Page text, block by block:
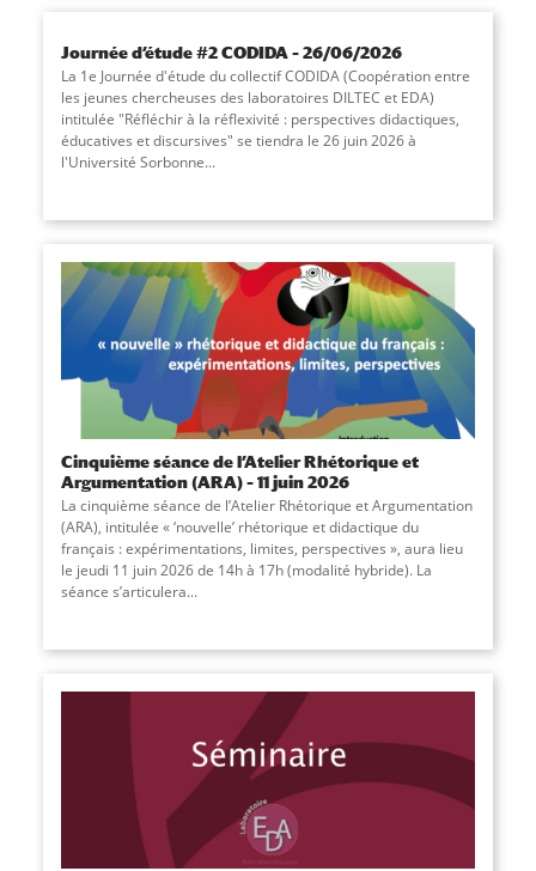
Journée d’étude #2 CODIDA – 26/06/2026
La 1e Journée d'étude du collectif CODIDA (Coopération entre
les jeunes chercheuses des laboratoires DILTEC et EDA)
intitulée "Réfléchir à la réflexivité : perspectives didactiques,
éducatives et discursives" se tiendra le 26 juin 2026 à
l'Université Sorbonne...
Cinquième séance de l’Atelier Rhétorique et
Argumentation (ARA) – 11 juin 2026
La cinquième séance de l’Atelier Rhétorique et Argumentation
(ARA), intitulée « ‘nouvelle’ rhétorique et didactique du
français : expérimentations, limites, perspectives », aura lieu
le jeudi 11 juin 2026 de 14h à 17h (modalité hybride). La
séance s’articulera...